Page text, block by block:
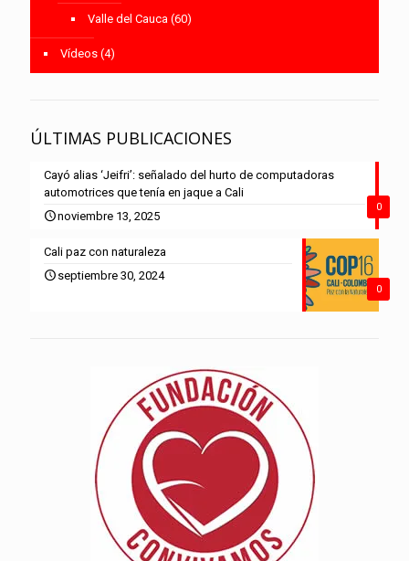
Valle del Cauca (60)
Vídeos (4)
ÚLTIMAS PUBLICACIONES
0
Cayó alias ‘Jeifri’: señalado del hurto de computadoras
automotrices que tenía en jaque a Cali
noviembre 13, 2025
0
Cali paz con naturaleza
septiembre 30, 2024